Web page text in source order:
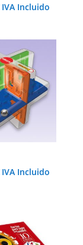
IVA Incluido
IVA Incluido